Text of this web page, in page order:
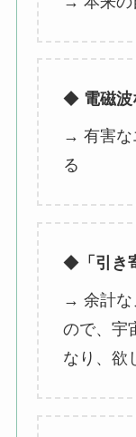
◆ 電磁
→ 有害な
る
◆ 「引
→ 余計な
ので、宇
なり、欲